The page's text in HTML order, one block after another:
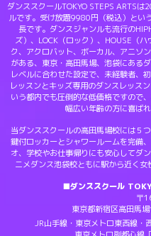
ダンススクールTOKYO STEPS ARTS
ルです。受け放題9980円（税込）とい
長です。ダンスジャンルも流行の
ズ）、LOCK（ロック）、HOUSE（
ク、アクロバット、ボーカル、アニソ
がある、東京・高田馬場、池袋にある
レベルに合わせた設定で、未経験者、
レッスンとキッズ専用のダンスレッス
いう都内でも圧倒的な低価格ですので
幅広い年齢の方に喜ば
当ダンススクールの高田馬場校には５
鍵付ロッカーとシャワールームを完備
オ、学校やお仕事帰りにも安心してダ
ニメダンス池袋校ともに駅から近く女
■ダンススクール
〒
東京都新宿区高田馬
JR山手線・東京メトロ東西線・